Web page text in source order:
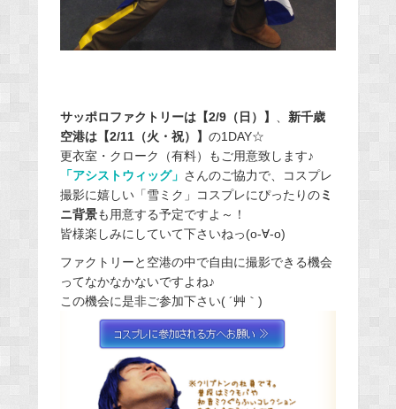
サッポロファクトリーは【2/9（日）】 、 新千歳
空港は【2/11（火・祝）】 の1DAY☆
更衣室・クローク（有料）もご用意致します♪
「アシストウィッグ」 さんのご協力で、コスプレ
撮影に嬉しい「雪ミク」コスプレにぴったりのミ
ニ背景も用意する予定ですよ～！
皆様楽しみにしていて下さいねっ(o-∀-o)
ファクトリーと空港の中で自由に撮影できる機会
ってなかなかないですよね♪
この機会に是非ご参加下さい( ´艸｀)